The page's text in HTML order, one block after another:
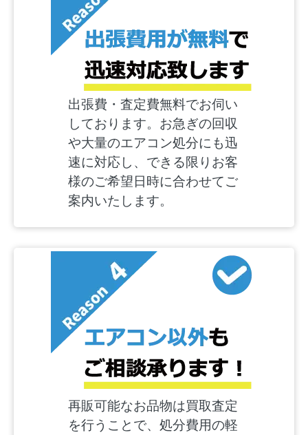
出張費・査定費無料でお伺い
しております。お急ぎの回収
や大量のエアコン処分にも迅
速に対応し、できる限りお客
様のご希望日時に合わせてご
案内いたします。
再販可能なお品物は買取査定
を行うことで、処分費用の軽